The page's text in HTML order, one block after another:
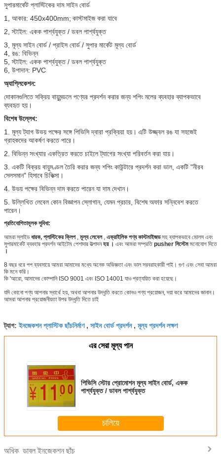
সুপারমার্কেট প্লাস্টিকের দাম সাইন বোর্ড
1, আকার: 450x400mm; কাস্টমাইজ করা যাবে
2, স্টাইল: একক পার্শ্বযুক্ত / ডবল পার্শ্বযুক্ত
3, মূল্য সাইন বোর্ড / প্রাইস বোর্ড / সুপার মার্কেট মূল্য বোর্ড
4, রঙ: বিভিন্ন
5, স্টাইল: একক পার্শ্বযুক্ত / ডবল পার্শ্বযুক্ত
6, উপাদান: PVC
অ্যাপ্লিকেশন:
দোকানগুলিতে সক্রিয় বায়ুমন্ডলে পণ্যের প্রদর্শন করার জন্য শপিং মলের ব্যবহার ব্যাপকভাবে
ব্যবহৃত হয়।
বিশেষ উল্লেখ:
1. মূল্য ট্যাগ উভয় পক্ষের সঙ্গে পিভিসি দ্বারা প্রক্রিয়া হয়। এটি উজ্জ্বল রঙ যা সহজেই
গ্রাহকদের আকর্ষণ করতে পারে।
2. বিভিন্ন সংখ্যার একত্রিত করতে চাইলে ট্যাগের সংখ্যা পরিবর্তন করা যায়।
3. একটি বিক্রয় বায়ুমণ্ডল তৈরি করার জন্য শপিং কাউন্টারে প্রদর্শন করা ভাল, একটি "নীরব
সেলসমান" হিসাবে চিকিত্সা।
4. উভয় পক্ষের বিভিন্ন দাম করতে পারেন যা দাম দেখান।
5. উল্লিখিত লেবেল কোন বিজ্ঞাপন স্লোগান, যেমন প্রচার, বিশেষ অফার সন্নিবেশ করতে
পারেন।
প্রতিযোগিতামূলক সুবিধা:
আমরা স্লাইডধারক, প্লাস্টিকের ক্লিপ, মূল্য লেবেল, এক্রাইলিক পণ্য কাস্টমাইজডসহ ব্যাপকভাবে মোলস এবং
সুপারমার্কেট ব্যবহার প্রদর্শন আইটেম পেশাদার উত্পাদনহয় । এবং আমরা সম্প্রতি pusher সিস্টেম মনোযোগ দিতে
।
8 বছর ধরে পপ ব্যবসায়ে আমরা আমাদের মধ্যে অনেক অভিজ্ঞতা এবং ভাল সরবরাহকারী পাই। গুণ এবং সেবা আমরা
কি মনে করি।
কি 'আরো, আমাদের কোম্পানি ISO 9001 এবং ISO 14001 যাও প্রত্যয়িত করা হয়েছে।
যদি কোনো পণ্য আপনার স্বার্থে হয়, অথবা আপনার উদ্ধৃতি করতে কোনও পণ্য প্রয়োজন, দয়া করে আমাদের জানান।
আমরা আপনার প্রয়োজনীয়তা উপর উদ্ধৃতি দিতে চাই
ট্যাগ:ইনজেকশন প্লাস্টিক ছাঁচনির্মাণ, সাইন বোর্ড প্রদর্শন, মূল্য প্রদর্শন লক্ষণ
এর সেরা মূল্য পান
পিভিসি স্টোর প্রোমোশন মূল্য সাইন বোর্ড, একক
পার্শ্বযুক্ত / ডাবল পার্শ্বযুক্ত
চালিয়ে
অধিক ডাবল ইনজেকশন ছাঁচ